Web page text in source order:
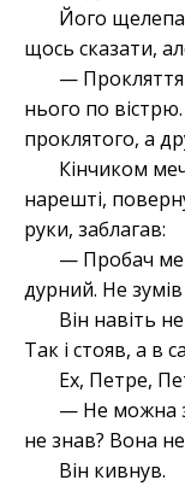
Його щелепа
щось сказати,
— Прокляття
нього по
проклятого, а
Кінчиком
нарешті,
руки, заблагав:
— Пробач
дурний. Не
Він навіть
Так і стояв, а в
Ех, Петре,
— Не можна
не знав? Вона
Він кивнув.